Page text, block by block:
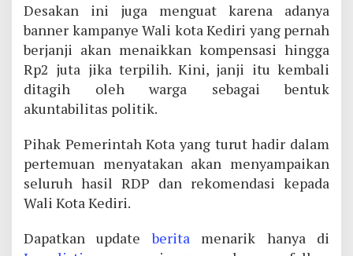
Desakan ini juga menguat karena adanya
banner kampanye Wali kota Kediri yang pernah
berjanji akan menaikkan kompensasi hingga
Rp2 juta jika terpilih. Kini, janji itu kembali
ditagih oleh warga sebagai bentuk
akuntabilitas politik.
Pihak Pemerintah Kota yang turut hadir dalam
pertemuan menyatakan akan menyampaikan
seluruh hasil RDP dan rekomendasi kepada
Wali Kota Kediri.
Dapatkan updateberitamenarik hanya di